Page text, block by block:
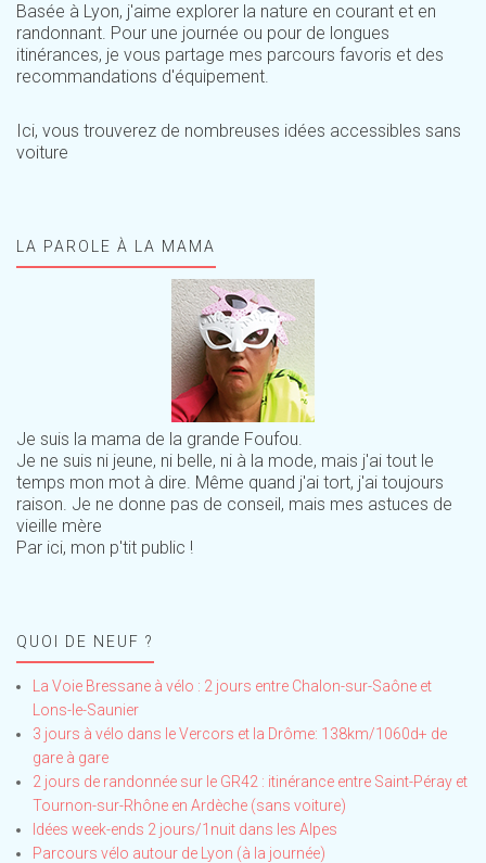
Basée à Lyon, j'aime explorer la nature en courant et en
randonnant. Pour une journée ou pour de longues
itinérances, je vous partage mes parcours favoris et des
recommandations d'équipement.
Ici, vous trouverez de nombreuses idées accessibles sans
voiture
LA PAROLE À LA MAMA
Je suis la mama de la grande Foufou.
Je ne suis ni jeune, ni belle, ni à la mode, mais j'ai tout le
temps mon mot à dire. Même quand j'ai tort, j'ai toujours
raison. Je ne donne pas de conseil, mais mes astuces de
vieille mère
Par ici, mon p'tit public !
QUOI DE NEUF ?
La Voie Bressane à vélo : 2 jours entre Chalon-sur-Saône et
Lons-le-Saunier
3 jours à vélo dans le Vercors et la Drôme: 138km/1060d+ de
gare à gare
2 jours de randonnée sur le GR42 : itinérance entre Saint-Péray et
Tournon-sur-Rhône en Ardèche (sans voiture)
Idées week-ends 2 jours/1nuit dans les Alpes
Parcours vélo autour de Lyon (à la journée)